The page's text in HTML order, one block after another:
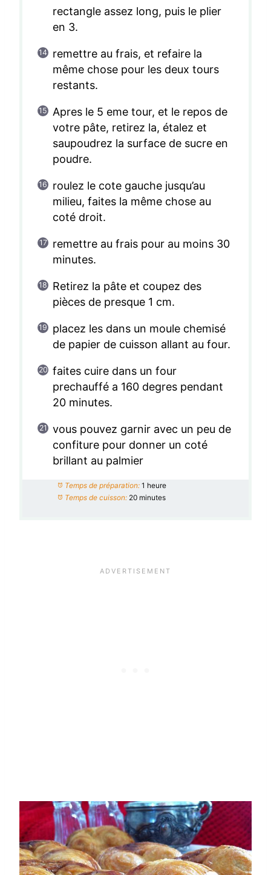
rectangle assez long, puis le plier
en 3.
remettre au frais, et refaire la
même chose pour les deux tours
restants.
Apres le 5 eme tour, et le repos de
votre pâte, retirez la, étalez et
saupoudrez la surface de sucre en
poudre.
roulez le cote gauche jusqu’au
milieu, faites la même chose au
coté droit.
remettre au frais pour au moins 30
minutes.
Retirez la pâte et coupez des
pièces de presque 1 cm.
placez les dans un moule chemisé
de papier de cuisson allant au four.
faites cuire dans un four
prechauffé a 160 degres pendant
20 minutes.
vous pouvez garnir avec un peu de
confiture pour donner un coté
brillant au palmier
Temps de préparation: 1 heure
Temps de cuisson: 20 minutes